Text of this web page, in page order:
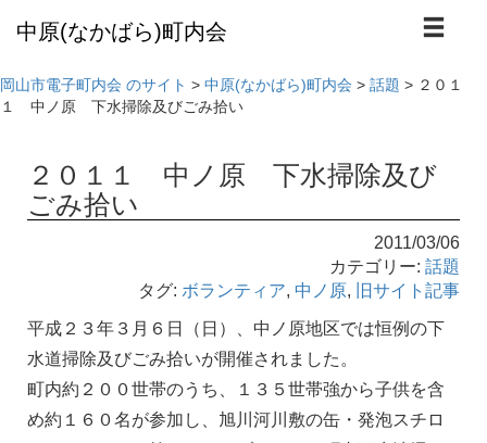
中原(なかばら)町内会
岡山市電子町内会 のサイト > 中原(なかばら)町内会 > 話題 > ２０１
１ 中ノ原 下水掃除及びごみ拾い
２０１１ 中ノ原 下水掃除及び
ごみ拾い
2011/03/06
カテゴリー: 話題
タグ: ボランティア, 中ノ原, 旧サイト記事
平成２３年３月６日（日）、中ノ原地区では恒例の下
水道掃除及びごみ拾いが開催されました。
町内約２００世帯のうち、１３５世帯強から子供を含
め約１６０名が参加し、旭川河川敷の缶・発泡スチロ